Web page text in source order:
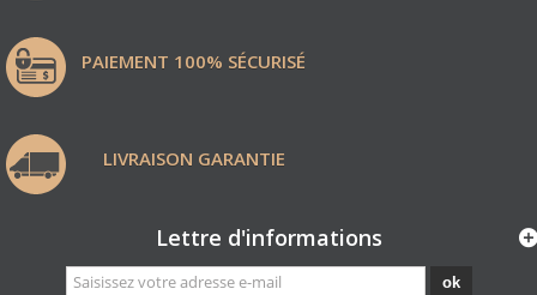
PAIEMENT 100% SÉCURISÉ
LIVRAISON GARANTIE
Lettre d'informations
ok